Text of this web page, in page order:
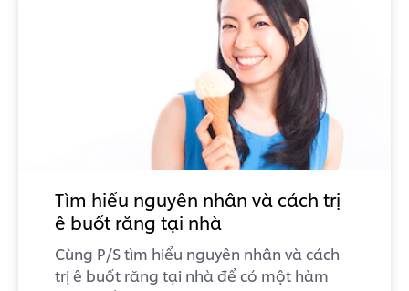
Tìm hiểu nguyên nhân và cách trị
ê buốt răng tại nhà
Cùng P/S tìm hiểu nguyên nhân và cách
trị ê buốt răng tại nhà để có một hàm